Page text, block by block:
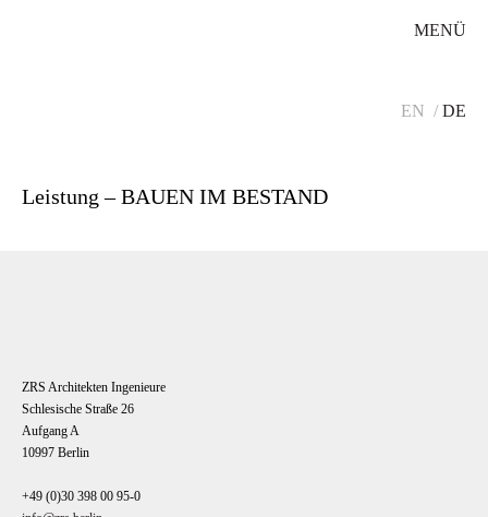
MENÜ
EN DE
Leistung – BAUEN IM BESTAND
ZRS Architekten Ingenieure
Schlesische Straße 26
Aufgang A
10997 Berlin
+49 (0)30 398 00 95-0